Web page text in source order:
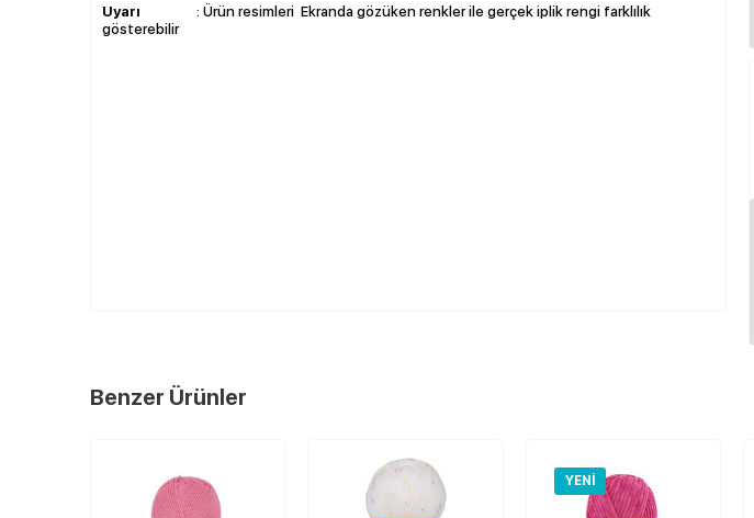
Uyarı : Ürün resimleri Ekranda gözüken renkler ile gerçek iplik rengi farklılık
gösterebilir
Benzer Ürünler
YENI